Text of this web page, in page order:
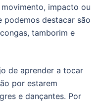
impacto ou
podemos destacar são
tamborim e
de aprender a tocar
por estarem
e dançantes. Por